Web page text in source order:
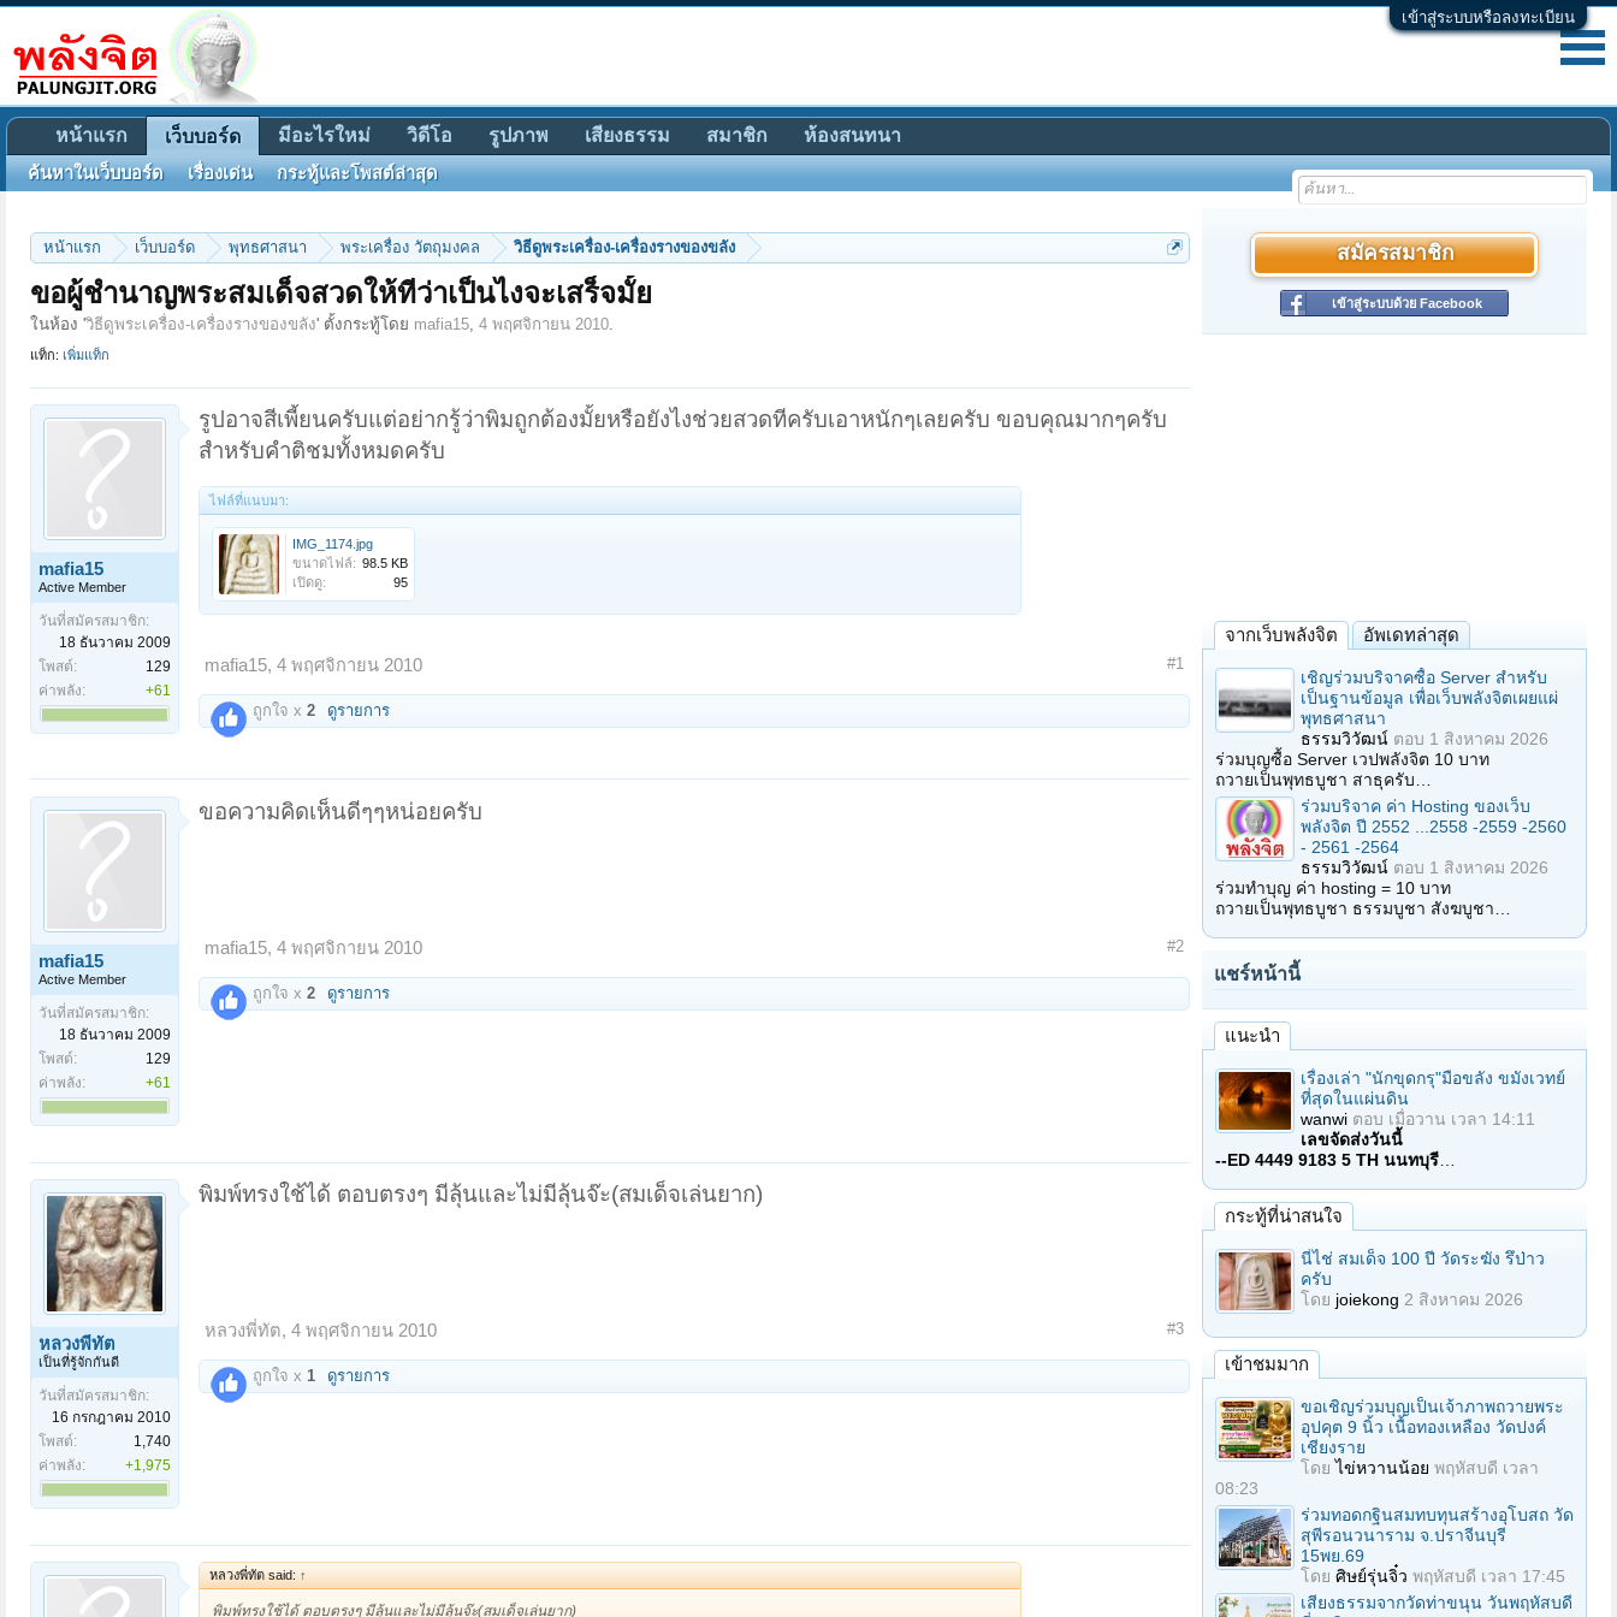
เข้าสู่ระบบหรือลงทะเบียน
หน้าแรก เว็บบอร์ด พุทธศาสนา พระเครื่อง วัตถุมงคล วิธีดูพระเครื่อง-เครื่องรางของขลัง
ขอผู้ชำนาญพระสมเด็จสวดให้ทีว่าเป็นไงจะเสร็จมั้ย
ในห้อง 'วิธีดูพระเครื่อง-เครื่องรางของขลัง' ตั้งกระทู้โดย mafia15, 4 พฤศจิกายน 2010.
แท็ก: เพิ่มแท็ก
mafia15
Active Member
วันที่สมัครสมาชิก:
18 ธันวาคม 2009
โพสต์:
129
ค่าพลัง:
+61
รูปอาจสีเพี้ยนครับแต่อย่ากรู้ว่าพิมถูกต้องมั้ยหรือยังไงช่วยสวดทีครับเอาหนักๆเลยครับ ขอบคุณมากๆครับ
สำหรับคำติชมทั้งหมดครับ
ไฟล์ที่แนบมา:
IMG_1174.jpg
ขนาดไฟล์: 98.5 KB
เปิดดู:
95
mafia15, 4 พฤศจิกายน 2010 #1
ถูกใจ x 2 ดูรายการ
mafia15
Active Member
วันที่สมัครสมาชิก:
18 ธันวาคม 2009
โพสต์:
129
ค่าพลัง:
+61
ขอความคิดเห็นดีๆๆหน่อยครับ
mafia15, 4 พฤศจิกายน 2010 #2
ถูกใจ x 2 ดูรายการ
หลวงพี่ทัต
เป็นที่รู้จักกันดี
วันที่สมัครสมาชิก:
16 กรกฎาคม 2010
โพสต์:
1,740
ค่าพลัง:
+1,975
พิมพ์ทรงใช้ได้ ตอบตรงๆ มีลุ้นและไม่มีลุ้นจ๊ะ(สมเด็จเล่นยาก)
หลวงพี่ทัต, 4 พฤศจิกายน 2010 #3
ถูกใจ x 1 ดูรายการ
หลวงพี่ทัต said: ↑
พิมพ์ทรงใช้ได้ ตอบตรงๆ มีลุ้นและไม่มีลุ้นจ๊ะ(สมเด็จเล่นยาก)
สมัครสมาชิก
เข้าสู่ระบบด้วย Facebook
จากเว็บพลังจิต อัพเดทล่าสุด
เชิญร่วมบริจาคซื้อ Server สำหรับ
เป็นฐานข้อมูล เพื่อเว็บพลังจิตเผยแผ่
พุทธศาสนา
ธรรมวิวัฒน์ ตอบ 1 สิงหาคม 2026
ร่วมบุญซื้อ Server เวปพลังจิต 10 บาท
ถวายเป็นพุทธบูชา สาธุครับ…
ร่วมบริจาค ค่า Hosting ของเว็บ
พลังจิต ปี 2552 ...2558 -2559 -2560
- 2561 -2564
ธรรมวิวัฒน์ ตอบ 1 สิงหาคม 2026
ร่วมทำบุญ ค่า hosting = 10 บาท
ถวายเป็นพุทธบูชา ธรรมบูชา สังฆบูชา…
แชร์หน้านี้
แนะนำ
เรื่องเล่า "นักขุดกรุ"มือขลัง ขมังเวทย์
ที่สุดในแผ่นดิน
wanwi ตอบ เมื่อวาน เวลา 14:11
เลขจัดส่งวันนี้
--ED 4449 9183 5 TH นนทบุรี
กระทู้ที่น่าสนใจ
นี่ไช่ สมเด็จ 100 ปี วัดระฆัง รึป่าว
ครับ
โดย joiekong 2 สิงหาคม 2026
เข้าชมมาก
ขอเชิญร่วมบุญเป็นเจ้าภาพถวายพระ
อุปคุต 9 นิ้ว เนื้อทองเหลือง วัดปงค์
เชียงราย
โดยไข่หวานน้อย พฤหัสบดี เวลา
08:23
ร่วมทอดกฐินสมทบทุนสร้างอุโบสถ วัด
สุพีรอนวนาราม จ.ปราจีนบุรี
15พย.69
โดย ศิษย์รุ่นจิ๋ว พฤหัสบดี เวลา 17:45
เสียงธรรมจากวัดท่าขนุน วันพฤหัสบดี
หน้าแรก เว็บบอร์ด
ค้นหาในเว็บบอร์ด เรื่องเด่น กระทู้และโพสต์ล่าสุด
มีอะไรใหม่ วิดีโอ รูปภาพ เสียงธรรม สมาชิก ห้องสนทนา